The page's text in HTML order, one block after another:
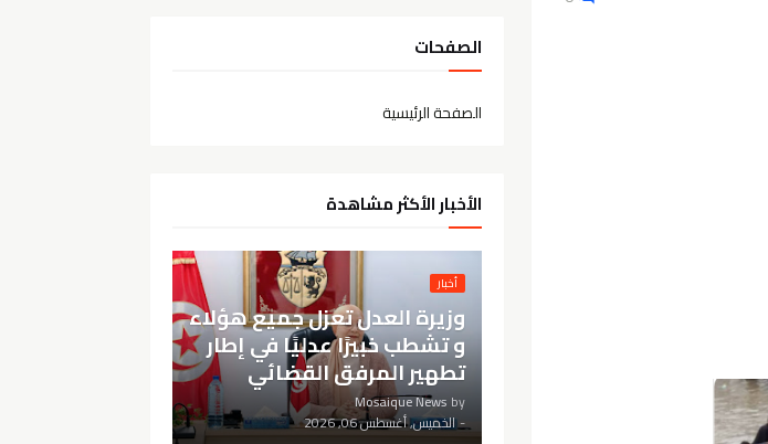
الصفحات
الصفحة الرئيسية
الأخبار الأكثر مشاهدة
أخبار
وزيرة العدل تعزل جميع هؤلاء
و تشطب خبيرًا عدليًا في إطار
تطهير المرفق القضائي
by
Mosaique News
-الخميس, أغسطس 06, 2026